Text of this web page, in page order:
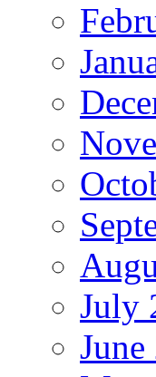
July